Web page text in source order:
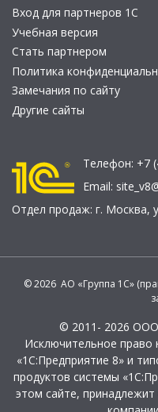
Вход для партнеров 1С
Учебная версия
Стать партнером
Политика
Замечания по сайту
Другие сайты
Телефон: +7
Email:
Отдел продаж: г. Москва,
© 2026 АО «Группа 1С»
© 2011- 2026
Исключительное право
«1С:Предприятие 8» и
продуктов системы
этом сайте,